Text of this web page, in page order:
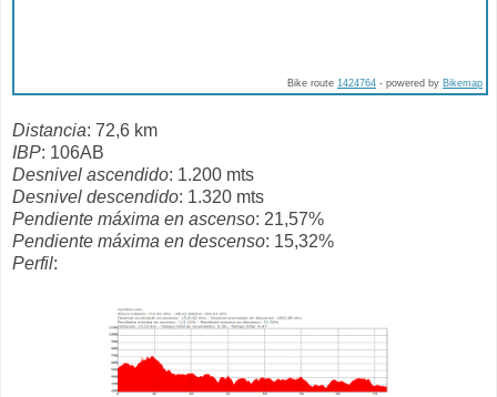
Bike route 1424764 - powered by Bikemap
Distancia: 72,6 km
IBP: 106AB
Desnivel ascendido: 1.200 mts
Desnivel descendido: 1.320 mts
Pendiente máxima en ascenso: 21,57%
Pendiente máxima en descenso: 15,32%
Perfil: